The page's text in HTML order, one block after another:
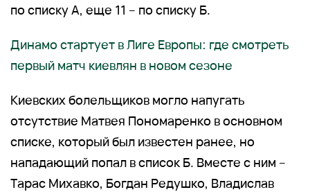
по списку А, еще 11 – по списку Б.
Динамо стартует в Лиге Европы: где смотреть
первый матч киевлян в новом сезоне
Киевских болельщиков могло напугать
отсутствие Матвея Пономаренко в основном
списке, который был известен ранее, но
нападающий попал в список Б. Вместе с ним –
Тарас Михавко, Богдан Редушко, Владислав